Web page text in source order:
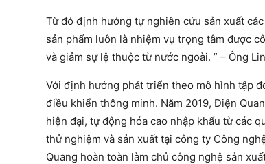
Từ đó định hướng tự nghiên cứu sản xuất
sản phẩm luôn là nhiệm vụ trọng tâm được
và giảm sự lệ thuộc từ nước ngoài. ” – Ông
Với định hướng phát triển theo mô hình tập
điều khiển thông minh. Năm 2019, Điện
hiện đại, tự động hóa cao nhập khẩu từ các
thử nghiệm và sản xuất tại công ty Công
Quang hoàn toàn làm chủ công nghệ sản